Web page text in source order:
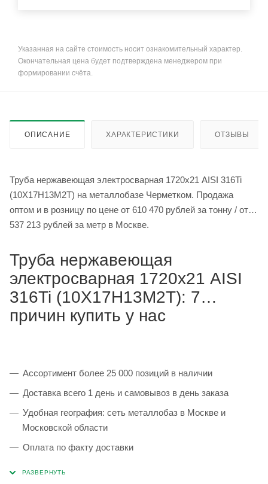
Указанная на сайте стоимость носит ознакомительный характер.
Окончательная цена будет подтверждена менеджером при
формировании счёта.
ОПИСАНИЕ ХАРАКТЕРИСТИКИ ОТЗЫВЫ
Труба нержавеющая электросварная 1720х21 AISI 316Ti
(10Х17Н13М2Т) на металлобазе Черметком. Продажа
оптом и в розницу по цене от 610 470 рублей за тонну / от
537 213 рублей за метр в Москве.
Труба нержавеющая
электросварная 1720х21 AISI
316Ti (10Х17Н13М2Т): 7
причин купить у нас
Ассортимент более 25 000 позиций в наличии
Доставка всего 1 день и самовывоз в день заказа
Удобная география: сеть металлобаз в Москве и
Московской области
Оплата по факту доставки